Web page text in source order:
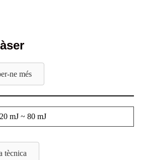
ne més
mJ ~ 80 mJ
tècnica